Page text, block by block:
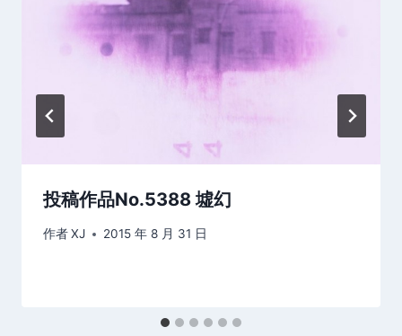
投稿作品No.5388 墟幻
作者XJ 2015 年 8 月 31 日